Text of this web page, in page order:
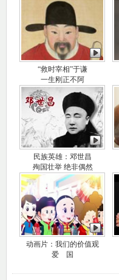
“救时宰相”于谦
一生刚正不阿
民族英雄：邓世昌
殉国壮举 绝非偶然
动画片：我们的价值观
爱 国